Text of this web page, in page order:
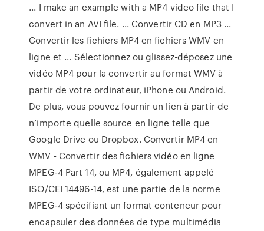
... I make an example with a MP4 video file that I
convert in an AVI file. ... Convertir CD en MP3 ...
Convertir les fichiers MP4 en fichiers WMV en
ligne et ... Sélectionnez ou glissez-déposez une
vidéo MP4 pour la convertir au format WMV à
partir de votre ordinateur, iPhone ou Android.
De plus, vous pouvez fournir un lien à partir de
n’importe quelle source en ligne telle que
Google Drive ou Dropbox. Convertir MP4 en
WMV - Convertir des fichiers vidéo en ligne
MPEG-4 Part 14, ou MP4, également appelé
ISO/CEI 14496-14, est une partie de la norme
MPEG-4 spécifiant un format conteneur pour
encapsuler des données de type multimédia